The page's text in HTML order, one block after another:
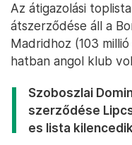
Az átigazolási
átszerződése áll a
Madridhoz (103
hatban angol klub
Szoboszlai
szerződése
es lista